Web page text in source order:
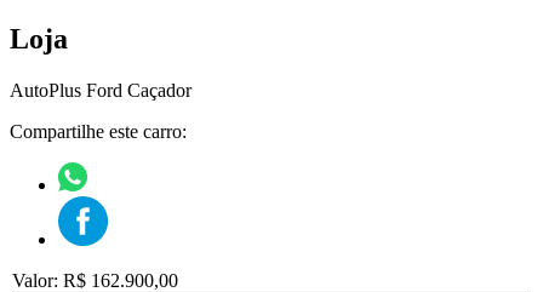
Loja
AutoPlus Ford Caçador
Compartilhe este carro:
Valor: R$ 162.900,00